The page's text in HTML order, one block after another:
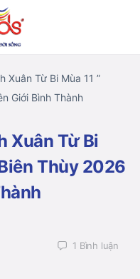
Xuân Từ Bi Mùa 11 ”
Giới Bình Thành
Xuân Từ Bi
Thùy 2026
1 Bình luận